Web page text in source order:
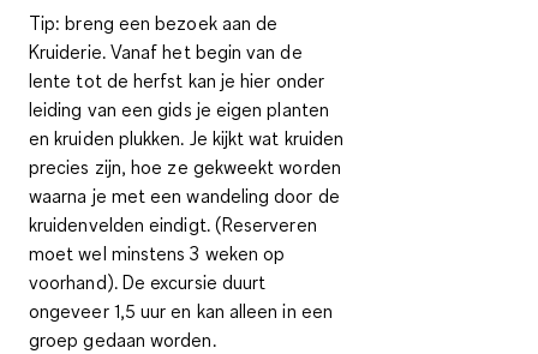
Tip: breng een bezoek aande
Kruiderie. Vanaf het begin van de
lente tot de herfst kan je hier onder
leiding van een gids je eigen planten
en kruiden plukken. Je kijkt wat kruiden
precies zijn, hoe ze gekweekt worden
waarna je met een wandeling door de
kruidenvelden eindigt. (Reserveren
moet wel minstens 3 weken op
voorhand). De excursie duurt
ongeveer 1,5 uur en kan alleen in een
groep gedaan worden.